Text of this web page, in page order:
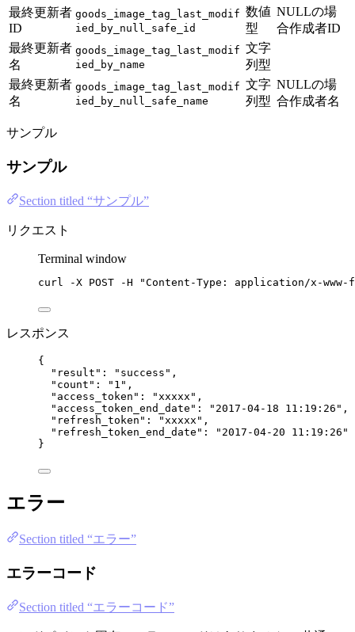
最終更新者
ID
goods_image_tag_last_modif
ied_by_null_safe_id
数値
型
NULLの場
合作成者ID
最終更新者
名
goods_image_tag_last_modif
ied_by_name
文字
列型
最終更新者
名
goods_image_tag_last_modif
ied_by_null_safe_name
文字
列型
NULLの場
合作成者名
サンプル
サンプル
Section titled “サンプル”
リクエスト
Terminal window
curl -X POST -H "Content-Type: application/x-www-
レスポンス
{
"result" : " success " ,
"count" : " 1 " ,
"access_token" : " xxxxx " ,
"access_token_end_date" : " 2017-04-18 11:19:26 " ,
"refresh_token" : " xxxxx " ,
"refresh_token_end_date" : " 2017-04-20 11:19:26 "
}
エラー
Section titled “エラー”
エラーコード
Section titled “エラーコード”